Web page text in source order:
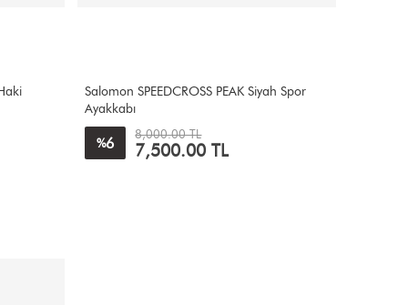
Salomon SPEEDCROSS PEAK Siyah Spor
Ayakkabı
%6
8,000.00 TL
7,500.00 TL